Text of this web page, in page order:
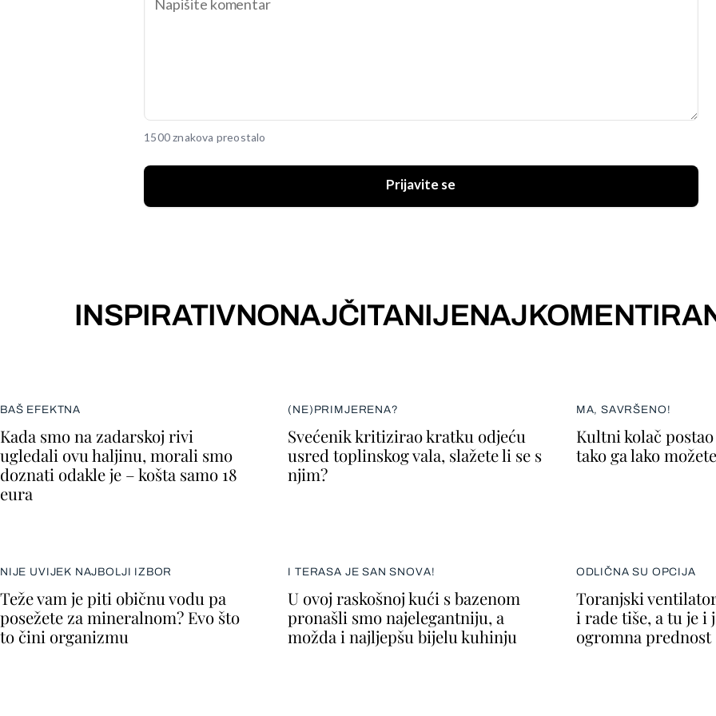
1500 znakova preostalo
Prijavite se
INSPIRATIVNONAJČITANIJE
BAŠ EFEKTNA
Kada smo na zadarskoj rivi
ugledali ovu haljinu, morali smo
doznati odakle je – košta samo 18
eura
(NE)PRIMJERENA?
Svećenik kritizirao kratku odjeću
usred toplinskog vala, slažete li se s
njim?
MA, SAVRŠENO!
Kultni kolač
tako ga lako
NIJE UVIJEK NAJBOLJI IZBOR
Teže vam je piti običnu vodu pa
posežete za mineralnom? Evo što
to čini organizmu
I TERASA JE SAN SNOVA!
U ovoj raskošnoj kući s bazenom
pronašli smo najelegantniju, a
možda i najljepšu bijelu kuhinju
ODLIČNA SU OPCIJA
Toranjski
i rade tiše, a tu je i
ogromna prednost